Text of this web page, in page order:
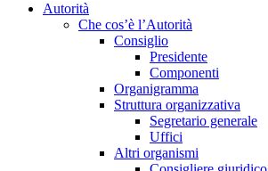
Autorità
Che cos’è l’Autorità
Consiglio
Presidente
Componenti
Organigramma
Struttura organizzativa
Segretario generale
Uffici
Altri organismi